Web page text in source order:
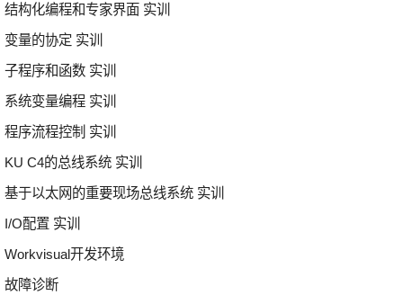
结构化编程和专家界面 实训
变量的协定 实训
子程序和函数 实训
系统变量编程 实训
程序流程控制 实训
KU C4的总线系统 实训
基于以太网的重要现场总线系统 实训
I/O配置 实训
Workvisual开发环境
故障诊断